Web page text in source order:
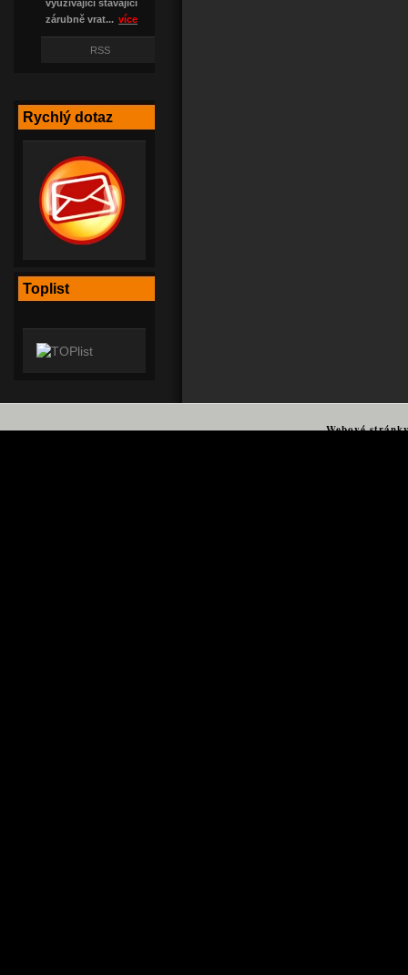
využívající stávající
zárubně vrat... více
RSS
Rychlý dotaz
Toplist
Webové